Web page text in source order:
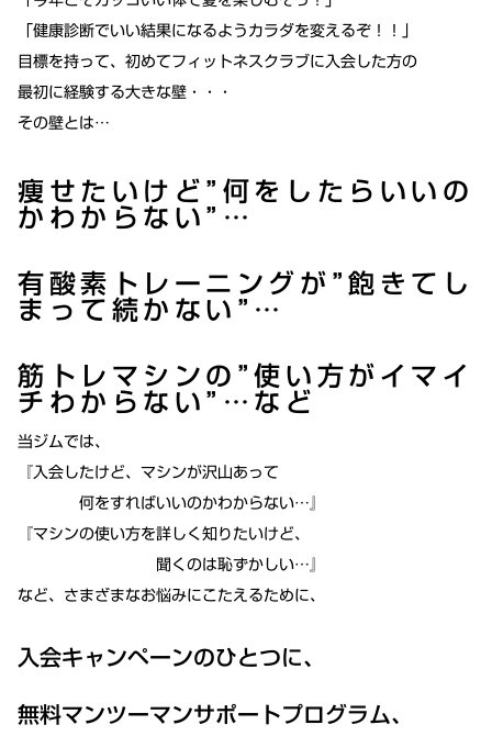
「健康診断でいい結果になるようカラダを変えるぞ！！」
目標を持って、初めてフィットネスクラブに入会した方の
最初に経験する大きな壁・・・
その壁とは…
痩せたいけど”何をしたらいいの
かわからない”…
有酸素トレーニングが”飽きてし
まって続かない”…
筋トレマシンの”使い方がイマイ
チわからない”…など
当ジムでは、
『入会したけど、マシンが沢山あって
何をすればいいのかわからない…』
『マシンの使い方を詳しく知りたいけど、
聞くのは恥ずかしい…』
など、さまざまなお悩みにこたえるために、
入会キャンペーンのひとつに、
無料マンツーマンサポートプログラム、